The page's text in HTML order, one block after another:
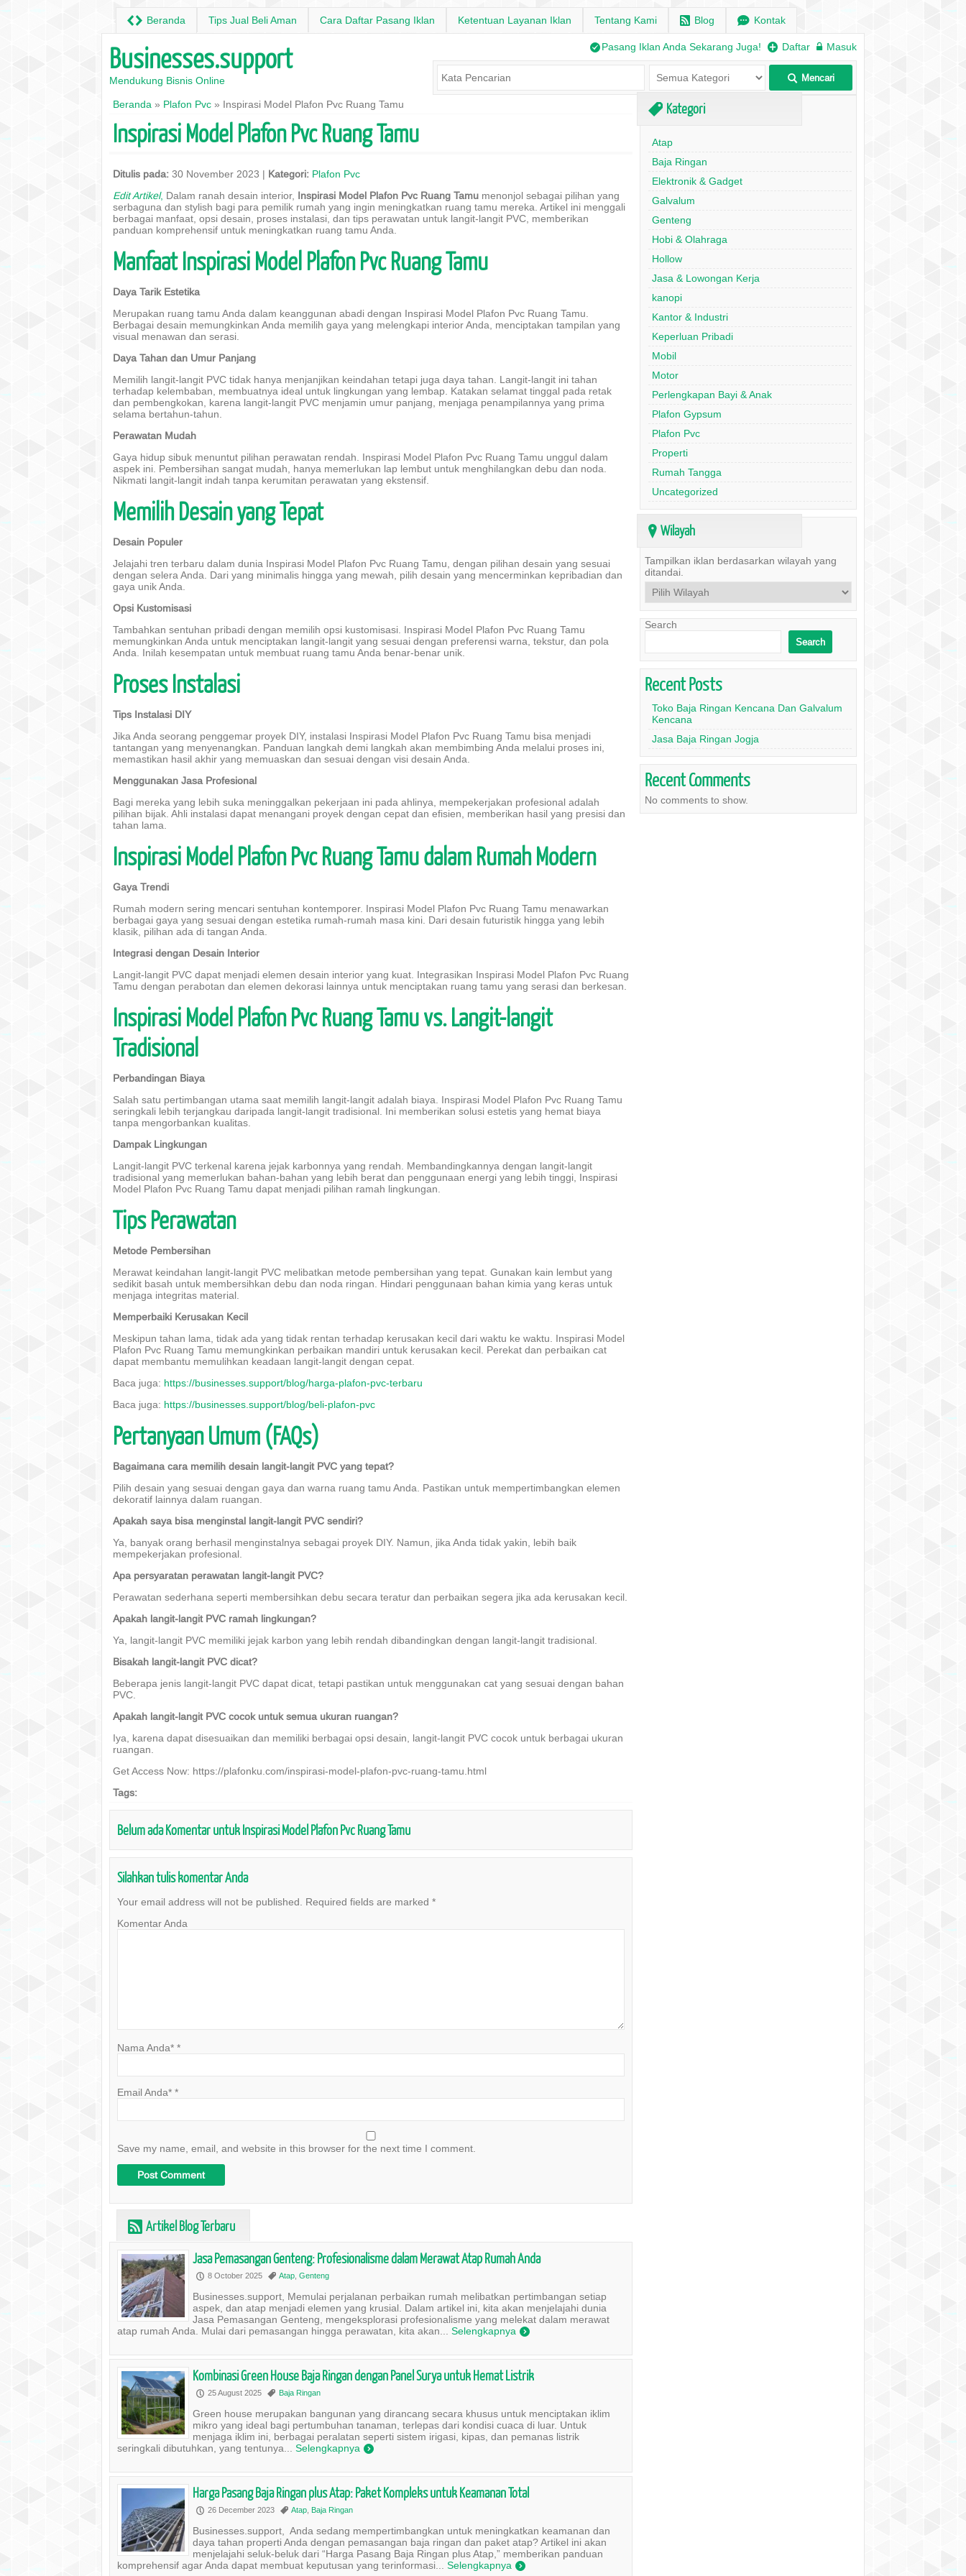
H Beranda Tips Jual Beli Aman Cara Daftar Pasang Iklan Ketentuan Layanan Iklan Tentang Kami r Blog e Kontak
Businesses.support
Mendukung Bisnis Online
/Pasang Iklan Anda Sekarang Juga! + Daftar w Masuk
L Mencari
Beranda » Plafon Pvc » Inspirasi Model Plafon Pvc Ruang Tamu
Inspirasi Model Plafon Pvc Ruang Tamu
Ditulis pada: 30 November 2023 | Kategori: Plafon Pvc
Edit Artikel, Dalam ranah desain interior, Inspirasi Model Plafon Pvc Ruang Tamu menonjol sebagai pilihan yang
serbaguna dan stylish bagi para pemilik rumah yang ingin meningkatkan ruang tamu mereka. Artikel ini menggali
berbagai manfaat, opsi desain, proses instalasi, dan tips perawatan untuk langit-langit PVC, memberikan
panduan komprehensif untuk meningkatkan ruang tamu Anda.
Manfaat Inspirasi Model Plafon Pvc Ruang Tamu
Daya Tarik Estetika
Merupakan ruang tamu Anda dalam keanggunan abadi dengan Inspirasi Model Plafon Pvc Ruang Tamu.
Berbagai desain memungkinkan Anda memilih gaya yang melengkapi interior Anda, menciptakan tampilan yang
visual menawan dan serasi.
Daya Tahan dan Umur Panjang
Memilih langit-langit PVC tidak hanya menjanjikan keindahan tetapi juga daya tahan. Langit-langit ini tahan
terhadap kelembaban, membuatnya ideal untuk lingkungan yang lembap. Katakan selamat tinggal pada retak
dan pembengkokan, karena langit-langit PVC menjamin umur panjang, menjaga penampilannya yang prima
selama bertahun-tahun.
Perawatan Mudah
Gaya hidup sibuk menuntut pilihan perawatan rendah. Inspirasi Model Plafon Pvc Ruang Tamu unggul dalam
aspek ini. Pembersihan sangat mudah, hanya memerlukan lap lembut untuk menghilangkan debu dan noda.
Nikmati langit-langit indah tanpa kerumitan perawatan yang ekstensif.
Memilih Desain yang Tepat
Desain Populer
Jelajahi tren terbaru dalam dunia Inspirasi Model Plafon Pvc Ruang Tamu, dengan pilihan desain yang sesuai
dengan selera Anda. Dari yang minimalis hingga yang mewah, pilih desain yang mencerminkan kepribadian dan
gaya unik Anda.
Opsi Kustomisasi
Tambahkan sentuhan pribadi dengan memilih opsi kustomisasi. Inspirasi Model Plafon Pvc Ruang Tamu
memungkinkan Anda untuk menciptakan langit-langit yang sesuai dengan preferensi warna, tekstur, dan pola
Anda. Inilah kesempatan untuk membuat ruang tamu Anda benar-benar unik.
Proses Instalasi
Tips Instalasi DIY
Jika Anda seorang penggemar proyek DIY, instalasi Inspirasi Model Plafon Pvc Ruang Tamu bisa menjadi
tantangan yang menyenangkan. Panduan langkah demi langkah akan membimbing Anda melalui proses ini,
memastikan hasil akhir yang memuaskan dan sesuai dengan visi desain Anda.
Menggunakan Jasa Profesional
Bagi mereka yang lebih suka meninggalkan pekerjaan ini pada ahlinya, mempekerjakan profesional adalah
pilihan bijak. Ahli instalasi dapat menangani proyek dengan cepat dan efisien, memberikan hasil yang presisi dan
tahan lama.
Inspirasi Model Plafon Pvc Ruang Tamu dalam Rumah Modern
Gaya Trendi
Rumah modern sering mencari sentuhan kontemporer. Inspirasi Model Plafon Pvc Ruang Tamu menawarkan
berbagai gaya yang sesuai dengan estetika rumah-rumah masa kini. Dari desain futuristik hingga yang lebih
klasik, pilihan ada di tangan Anda.
Integrasi dengan Desain Interior
Langit-langit PVC dapat menjadi elemen desain interior yang kuat. Integrasikan Inspirasi Model Plafon Pvc Ruang
Tamu dengan perabotan dan elemen dekorasi lainnya untuk menciptakan ruang tamu yang serasi dan berkesan.
Inspirasi Model Plafon Pvc Ruang Tamu vs. Langit-langit
Tradisional
Perbandingan Biaya
Salah satu pertimbangan utama saat memilih langit-langit adalah biaya. Inspirasi Model Plafon Pvc Ruang Tamu
seringkali lebih terjangkau daripada langit-langit tradisional. Ini memberikan solusi estetis yang hemat biaya
tanpa mengorbankan kualitas.
Dampak Lingkungan
Langit-langit PVC terkenal karena jejak karbonnya yang rendah. Membandingkannya dengan langit-langit
tradisional yang memerlukan bahan-bahan yang lebih berat dan penggunaan energi yang lebih tinggi, Inspirasi
Model Plafon Pvc Ruang Tamu dapat menjadi pilihan ramah lingkungan.
Tips Perawatan
Metode Pembersihan
Merawat keindahan langit-langit PVC melibatkan metode pembersihan yang tepat. Gunakan kain lembut yang
sedikit basah untuk membersihkan debu dan noda ringan. Hindari penggunaan bahan kimia yang keras untuk
menjaga integritas material.
Memperbaiki Kerusakan Kecil
Meskipun tahan lama, tidak ada yang tidak rentan terhadap kerusakan kecil dari waktu ke waktu. Inspirasi Model
Plafon Pvc Ruang Tamu memungkinkan perbaikan mandiri untuk kerusakan kecil. Perekat dan perbaikan cat
dapat membantu memulihkan keadaan langit-langit dengan cepat.
Baca juga: https://businesses.support/blog/harga-plafon-pvc-terbaru
Baca juga: https://businesses.support/blog/beli-plafon-pvc
Pertanyaan Umum (FAQs)
Bagaimana cara memilih desain langit-langit PVC yang tepat?
Pilih desain yang sesuai dengan gaya dan warna ruang tamu Anda. Pastikan untuk mempertimbangkan elemen
dekoratif lainnya dalam ruangan.
Apakah saya bisa menginstal langit-langit PVC sendiri?
Ya, banyak orang berhasil menginstalnya sebagai proyek DIY. Namun, jika Anda tidak yakin, lebih baik
mempekerjakan profesional.
Apa persyaratan perawatan langit-langit PVC?
Perawatan sederhana seperti membersihkan debu secara teratur dan perbaikan segera jika ada kerusakan kecil.
Apakah langit-langit PVC ramah lingkungan?
Ya, langit-langit PVC memiliki jejak karbon yang lebih rendah dibandingkan dengan langit-langit tradisional.
Bisakah langit-langit PVC dicat?
Beberapa jenis langit-langit PVC dapat dicat, tetapi pastikan untuk menggunakan cat yang sesuai dengan bahan
PVC.
Apakah langit-langit PVC cocok untuk semua ukuran ruangan?
Iya, karena dapat disesuaikan dan memiliki berbagai opsi desain, langit-langit PVC cocok untuk berbagai ukuran
ruangan.
Get Access Now: https://plafonku.com/inspirasi-model-plafon-pvc-ruang-tamu.html
Tags:
Belum ada Komentar untuk Inspirasi Model Plafon Pvc Ruang Tamu
Silahkan tulis komentar Anda
Your email address will not be published. Required fields are marked *
Komentar Anda
Nama Anda* *
Email Anda* *
Save my name, email, and website in this browser for the next time I comment.
r Artikel Blog Terbaru
Jasa Pemasangan Genteng: Profesionalisme dalam Merawat Atap Rumah Anda
P 8 October 2025 , Atap, Genteng
Businesses.support, Memulai perjalanan perbaikan rumah melibatkan pertimbangan setiap
aspek, dan atap menjadi elemen yang krusial. Dalam artikel ini, kita akan menjelajahi dunia
Jasa Pemasangan Genteng, mengeksplorasi profesionalisme yang melekat dalam merawat
atap rumah Anda. Mulai dari pemasangan hingga perawatan, kita akan... Selengkapnya )
Kombinasi Green House Baja Ringan dengan Panel Surya untuk Hemat Listrik
P 25 August 2025 , Baja Ringan
Green house merupakan bangunan yang dirancang secara khusus untuk menciptakan iklim
mikro yang ideal bagi pertumbuhan tanaman, terlepas dari kondisi cuaca di luar. Untuk
menjaga iklim ini, berbagai peralatan seperti sistem irigasi, kipas, dan pemanas listrik
seringkali dibutuhkan, yang tentunya... Selengkapnya )
Harga Pasang Baja Ringan plus Atap: Paket Kompleks untuk Keamanan Total
P 26 December 2023 , Atap, Baja Ringan
Businesses.support, Anda sedang mempertimbangkan untuk meningkatkan keamanan dan
daya tahan properti Anda dengan pemasangan baja ringan dan paket atap? Artikel ini akan
menjelajahi seluk-beluk dari “Harga Pasang Baja Ringan plus Atap,” memberikan panduan
komprehensif agar Anda dapat membuat keputusan yang terinformasi... Selengkapnya )
, Kategori
Atap
Baja Ringan
Elektronik & Gadget
Galvalum
Genteng
Hobi & Olahraga
Hollow
Jasa & Lowongan Kerja
kanopi
Kantor & Industri
Keperluan Pribadi
Mobil
Motor
Perlengkapan Bayi & Anak
Plafon Gypsum
Plafon Pvc
Properti
Rumah Tangga
Uncategorized
? Wilayah
Tampilkan iklan berdasarkan wilayah yang
ditandai.
Search
Search
Recent Posts
Toko Baja Ringan Kencana Dan Galvalum
Kencana
Jasa Baja Ringan Jogja
Recent Comments
No comments to show.